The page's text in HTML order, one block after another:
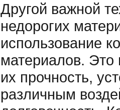
Другой важной
недорогих
использование
материалов. Это
их прочность,
различным